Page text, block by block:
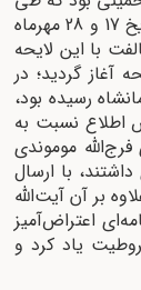
آن امام تلگراف‌هایی در اعتراض به این لایحه خطاب به محمدرضا پهلوی و اسدالله علم در تاریخ 17 و 28 مهرماه
با این لایحه
گردید؛ در
رسیده بود،
اطلاع نسبت به
موموندی
با ارسال
‌بر آن آیت‌الله
که در آن زمان در قم حضور داشت، در 22 آبان 1342 در نامه‌ای اعتراض‌آمیز
یاد کرد و